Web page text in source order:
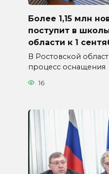
Более 1,15 млн
поступит в
области к 1
В Ростовской
процесс оснащения
16